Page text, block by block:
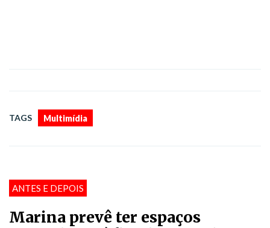
TAGS Multimídia
ANTES E DEPOIS
Marina prevê ter espaços